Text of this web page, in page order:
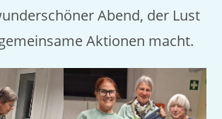
Abend, der Lust
Aktionen macht.